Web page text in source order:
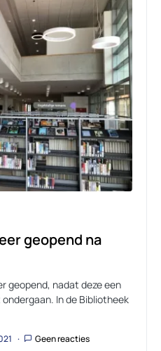
geopend na
geopend, nadat deze een
In de Bibliotheek
Geen reacties